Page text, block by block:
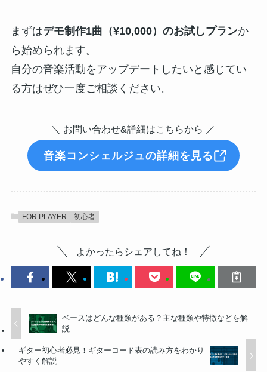
まずはデモ制作1曲（¥10,000）のお試しプランか
ら始められます。
自分の音楽活動をアップデートしたいと感じてい
る方はぜひ一度ご相談ください。
＼ お問い合わせ&詳細はこちらから ／
音楽コンシェルジュの詳細を見る
FOR PLAYER 初心者
よかったらシェアしてね！
ベースはどんな種類がある？主な種類や特徴などを解
説
ギター初心者必見！ギターコード表の読み方をわかり
やすく解説